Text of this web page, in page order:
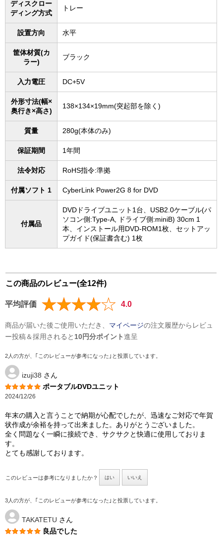
ディスクロー
ディング方式
トレー
設置方向 水平
筐体材質(カ
ラー)
ブラック
入力電圧 DC+5V
外形寸法(幅×
奥行き×高さ)
138×134×19mm(突起部を除く)
質量 280g(本体のみ)
保証期間 1年間
法令対応 RoHS指令:準拠
付属ソフト 1 CyberLink Power2G 8 for DVD
付属品
DVDドライブユニット1台、USB2.0ケーブル(パ
ソコン側:Type-A, ドライブ側:miniB) 30cm 1
本、インストール用DVD-ROM1枚、セットアッ
プガイド(保証書含む) 1枚
この商品のレビュー(全12件)
平均評価 4.0
商品が届いた後ご使用いただき、 マイページの注文履歴からレビュ
ー投稿＆採用されると 10円分ポイント進呈
2人の方が、｢このレビューが参考になった｣と投票しています。
izuji38 さん
ポータブルDVDユニット
2024/12/26
年末の購入と言うことで納期が心配でしたが、迅速なご対応で年賀
状作成が余裕を持って出来ました。ありがとうございました。
全く問題なく一瞬に接続でき、サクサクと快適に使用しておりま
す。
とても感謝しております。
このレビューは参考になりましたか？ はい いいえ
3人の方が、｢このレビューが参考になった｣と投票しています。
TAKATETU さん
良品でした